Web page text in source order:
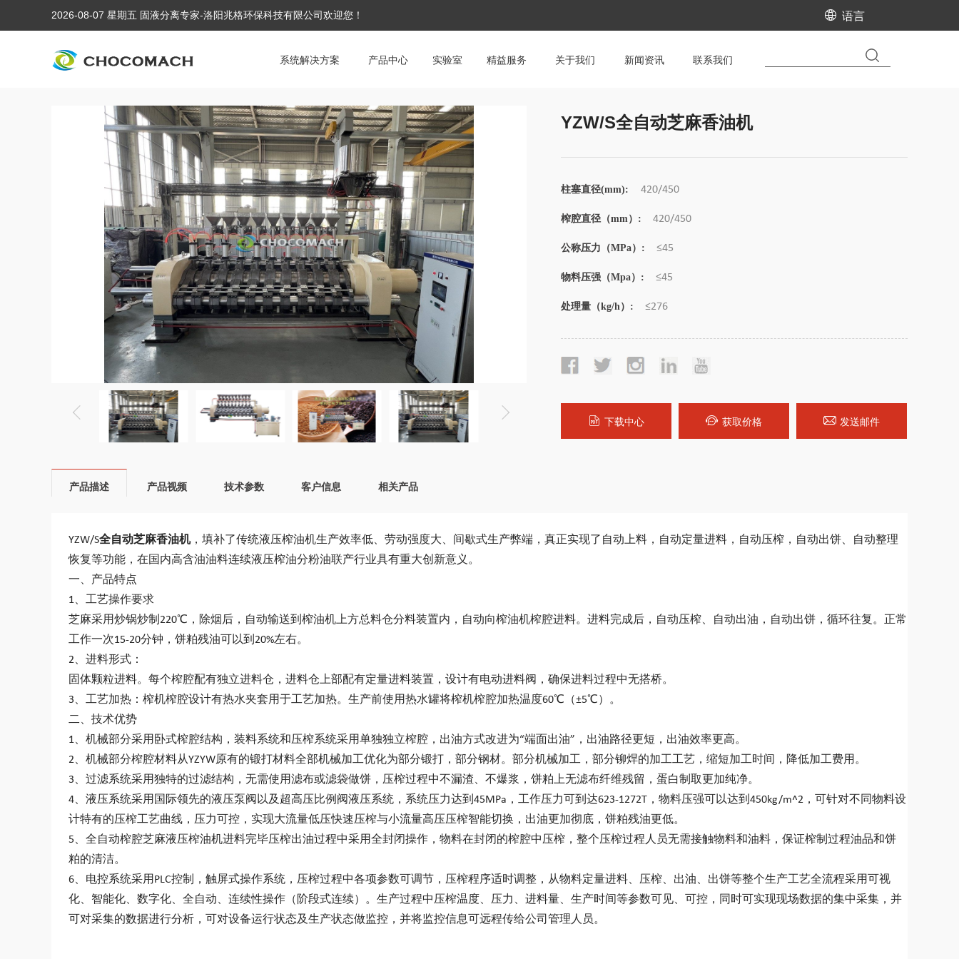
2026-08-07 星期五 固液分离专家-洛阳兆格环保科技有限公司欢迎您！ 语言
系统解决方案 产品中心 实验室 精益服务 关于我们 新闻资讯 联系我们
当前位置: 首页/产品中心/芝麻香油机生产线
YZW/S全自动芝麻香油机
柱塞直径(mm): 420/450
榨腔直径（mm）: 420/450
公称压力（MPa）: ≤45
物料压强（Mpa）: ≤45
处理量（kg/h）: ≤276
下载中心 获取价格 发送邮件
产品描述 产品视频 技术参数 客户信息 相关产品
YZW/S全自动芝麻香油机，填补了传统液压榨油机生产效率低、劳动强度大、间歇式生产弊端，真正实现了自动上料，自动定量进料，自动压榨，自动出饼、自动整理
恢复等功能，在国内高含油油料连续液压榨油分粉油联产行业具有重大创新意义。
一、产品特点
1、工艺操作要求
芝麻采用炒锅炒制220℃，除烟后，自动输送到榨油机上方总料仓分料装置内，自动向榨油机榨腔进料。进料完成后，自动压榨、自动出油，自动出饼，循环往复。正常
工作一次15-20分钟，饼粕残油可以到20%左右。
2、进料形式：
固体颗粒进料。每个榨腔配有独立进料仓，进料仓上部配有定量进料装置，设计有电动进料阀，确保进料过程中无搭桥。
3、工艺加热：榨机榨腔设计有热水夹套用于工艺加热。生产前使用热水罐将榨机榨腔加热温度60℃（±5℃）。
二、技术优势
1、机械部分采用卧式榨腔结构，装料系统和压榨系统采用单独独立榨腔，出油方式改进为“端面出油”，出油路径更短，出油效率更高。
2、机械部分榨腔材料从YZYW原有的锻打材料全部机械加工优化为部分锻打，部分钢材。部分机械加工，部分铆焊的加工工艺，缩短加工时间，降低加工费用。
3、过滤系统采用独特的过滤结构，无需使用滤布或滤袋做饼，压榨过程中不漏渣、不爆浆，饼粕上无滤布纤维残留，蛋白制取更加纯净。
4、液压系统采用国际领先的液压泵阀以及超高压比例阀液压系统，系统压力达到45MPa，工作压力可到达623-1272T，物料压强可以达到450kg/m^2，可针对不同物料设
计特有的压榨工艺曲线，压力可控，实现大流量低压快速压榨与小流量高压压榨智能切换，出油更加彻底，饼粕残油更低。
5、全自动榨腔芝麻液压榨油机进料完毕压榨出油过程中采用全封闭操作，物料在封闭的榨腔中压榨，整个压榨过程人员无需接触物料和油料，保证榨制过程油品和饼
粕的清洁。
6、电控系统采用PLC控制，触屏式操作系统，压榨过程中各项参数可调节，压榨程序适时调整，从物料定量进料、压榨、出油、出饼等整个生产工艺全流程采用可视
化、智能化、数字化、全自动、连续性操作（阶段式连续）。生产过程中压榨温度、压力、进料量、生产时间等参数可见、可控，同时可实现现场数据的集中采集，并
可对采集的数据进行分析，可对设备运行状态及生产状态做监控，并将监控信息可远程传给公司管理人员。